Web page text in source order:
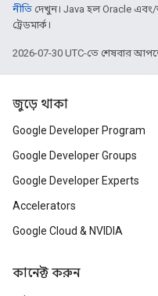
নীতি দেখুন। Java হল Oracle এবং/
ট্রেডমার্ক।
2026-07-30 UTC-তে শেষবার
জুড়ে থাকা
Google Developer Program
Google Developer Groups
Google Developer Experts
Accelerators
Google Cloud & NVIDIA
কানেক্ট করুন